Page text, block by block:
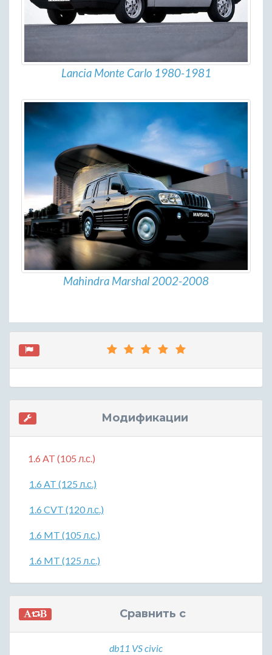
Lancia Monte Carlo 1980-1981
Mahindra Marshal 2002-2008
Модификации
1.6 AT (105 л.с.)
1.6 AT (125 л.с.)
1.6 CVT (120 л.с.)
1.6 MT (105 л.с.)
1.6 MT (125 л.с.)
Сравнить с
db11 VS civic